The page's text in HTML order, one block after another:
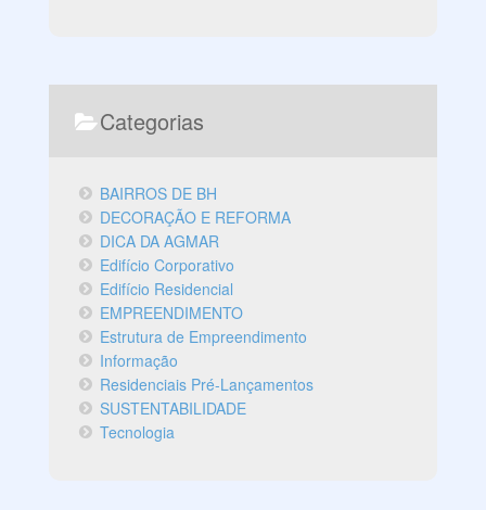
Categorias
BAIRROS DE BH
DECORAÇÃO E REFORMA
DICA DA AGMAR
Edifício Corporativo
Edifício Residencial
EMPREENDIMENTO
Estrutura de Empreendimento
Informação
Residenciais Pré-Lançamentos
SUSTENTABILIDADE
Tecnologia